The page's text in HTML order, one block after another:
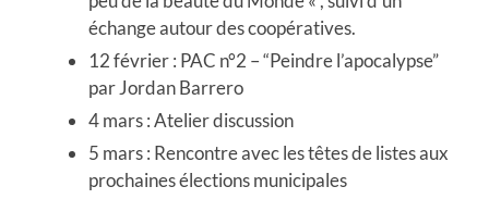
échange autour des coopératives.
12 février : PAC n°2 – “Peindre l’apocalypse”
par Jordan Barrero
4 mars : Atelier discussion
5 mars : Rencontre avec les têtes de listes aux
prochaines élections municipales